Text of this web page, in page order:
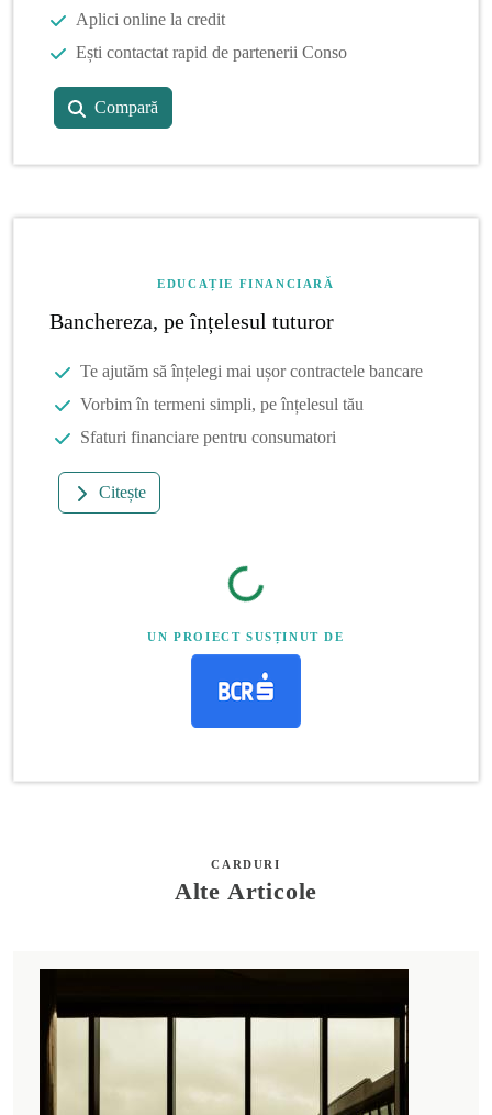
Aplici online la credit
Ești contactat rapid de partenerii Conso
Compară
EDUCAȚIE FINANCIARĂ
Banchereza, pe înțelesul tuturor
Te ajutăm să înțelegi mai ușor contractele bancare
Vorbim în termeni simpli, pe înțelesul tău
Sfaturi financiare pentru consumatori
Citește
UN PROIECT SUSȚINUT DE
CARDURI
Alte Articole